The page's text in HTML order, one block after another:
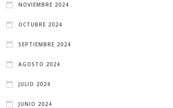
NOVIEMBRE 2024
OCTUBRE 2024
SEPTIEMBRE 2024
AGOSTO 2024
JULIO 2024
JUNIO 2024